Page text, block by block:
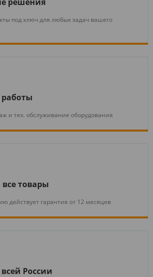
под ключ для любых задач вашего
и тех. обслуживание оборудования
товары
действует гарантия от 12 месяцев
России